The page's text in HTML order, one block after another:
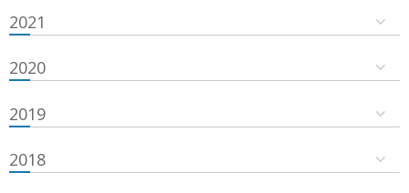
2021
2020
2019
2018